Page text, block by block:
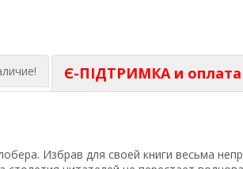
Є-ПІДТРИМКА и оплата
Избрав для своей книги весьма